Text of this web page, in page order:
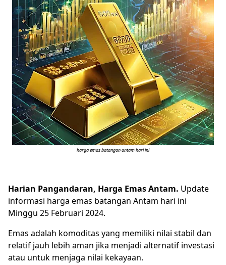
harga emas batangan antam hari ini
Harian Pangandaran, Harga Emas Antam. Update
informasi harga emas batangan Antam hari ini
Minggu 25 Februari 2024.
Emas adalah komoditas yang memiliki nilai stabil dan
relatif jauh lebih aman jika menjadi alternatif investasi
atau untuk menjaga nilai kekayaan.